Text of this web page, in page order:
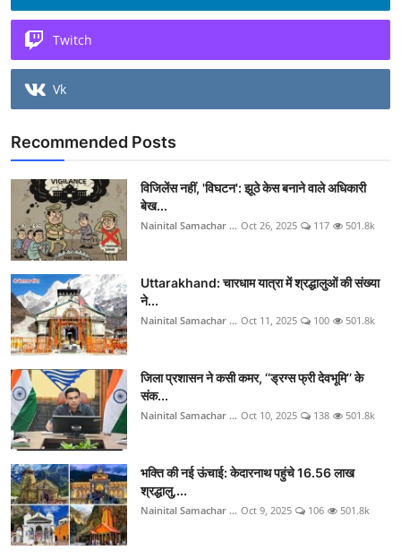
Twitch
Vk
Recommended Posts
विजिलेंस नहीं, 'विघटन': झूठे केस बनाने वाले अधिकारी
बेख...
Nainital Samachar ... Oct 26, 2025 117 501.8k
Uttarakhand: चारधाम यात्रा में श्रद्धालुओं की संख्या
ने...
Nainital Samachar ... Oct 11, 2025 100 501.8k
जिला प्रशासन ने कसी कमर, ‘‘ड्रग्स फ्री देवभूमि’’ के
संक...
Nainital Samachar ... Oct 10, 2025 138 501.8k
भक्ति की नई ऊंचाई: केदारनाथ पहुंचे 16.56 लाख
श्रद्धालु,...
Nainital Samachar ... Oct 9, 2025 106 501.8k